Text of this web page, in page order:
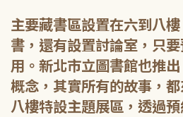
主要藏書區設置在六到八
書，還有設置討論室，只
用。新北市立圖書館也推
概念，其實所有的故事，
八樓特設主題展區，透過